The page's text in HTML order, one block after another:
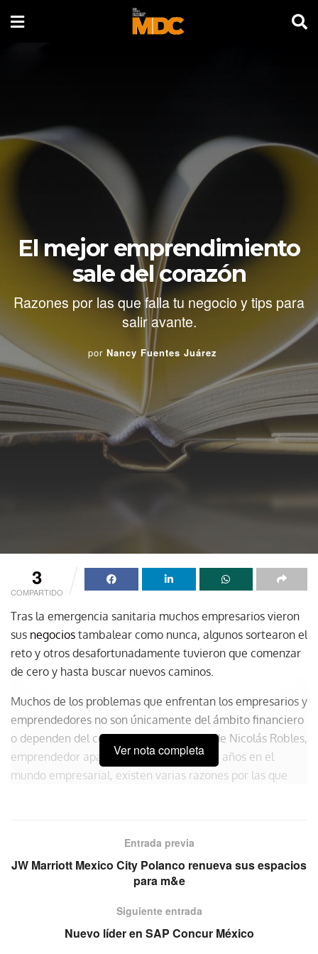
El mejor emprendimiento
sale del corazón
Razones por las que falla tu negocio y tips para
salir avante.
por Nancy Fuentes Juárez
3
COMPARTIDO
Tras la emergencia sanitaria muchos empresarios vieron
sus negocios tambalear como nunca, algunos sortearon el
reto y otros desafortunadamente tuvieron que comenzar
de cero y hasta buscar nuevos caminos.
Muchos de los problemas que enfrentan los empresarios y
emprendedores no son únicamente del ámbito financiero
o dependen del contexto social. A decir de Nicolás Robles,
emprendedor apasionado con más de 20 años en el
mundo empresarial, existen varias razones por las que
Ver nota completa
Entrada previa
JW Marriott Mexico City Polanco renueva sus espacios
para m&e
Siguiente entrada
Nuevo líder en SAP Concur México